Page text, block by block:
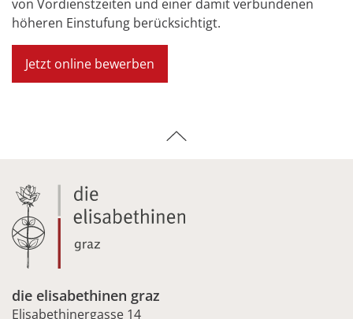
von Vordienstzeiten und einer damit verbundenen
höheren Einstufung berücksichtigt.
Jetzt online bewerben
die elisabethinen graz
Elisabethinergasse 14